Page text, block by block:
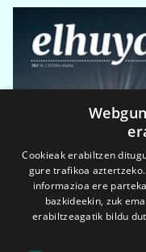
Cookieak erabiltzen
gure trafikoa
informazioa ere
bazkideekin, zuk
erabiltzeagatik bildu